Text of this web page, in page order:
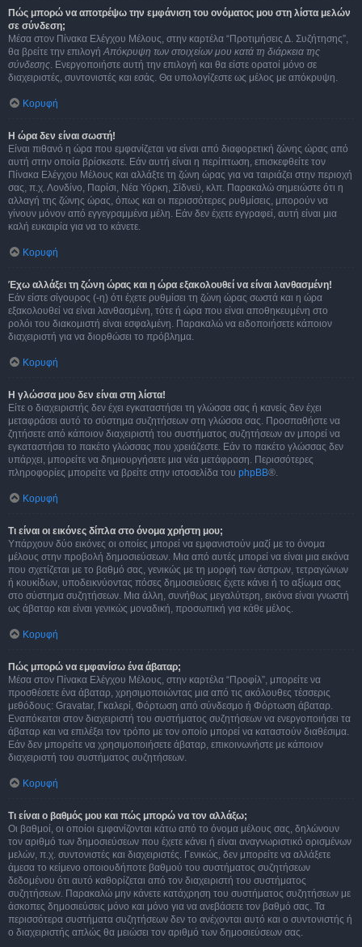
Πώς μπορώ να αποτρέψω την εμφάνιση του ονόματος μου στη λίστα μελών
σε σύνδεση;
Μέσα στον Πίνακα Ελέγχου Μέλους, στην καρτέλα “Προτιμήσεις Δ. Συζήτησης”,
θα βρείτε την επιλογήΑπόκρυψη των στοιχείων μου κατά τη διάρκεια της
σύνδεσης. Ενεργοποιήστε αυτή την επιλογή και θα είστε ορατοί μόνο σε
διαχειριστές, συντονιστές και εσάς. Θα υπολογίζεστε ως μέλος με απόκρυψη.
Κορυφή
Η ώρα δεν είναι σωστή!
Είναι πιθανό η ώρα που εμφανίζεται να είναι από διαφορετική ζώνης ώρας από
αυτή στην οποία βρίσκεστε. Εάν αυτή είναι η περίπτωση, επισκεφθείτε τον
Πίνακα Ελέγχου Μέλους και αλλάξτε τη ζώνη ώρας για να ταιριάζει στην περιοχή
σας, π.χ. Λονδίνο, Παρίσι, Νέα Υόρκη, Σίδνεϋ, κλπ. Παρακαλώ σημειώστε ότι η
αλλαγή της ζώνης ώρας, όπως και οι περισσότερες ρυθμίσεις, μπορούν να
γίνουν μόνον από εγγεγραμμένα μέλη. Εάν δεν έχετε εγγραφεί, αυτή είναι μια
καλή ευκαιρία για να το κάνετε.
Κορυφή
Έχω αλλάξει τη ζώνη ώρας και η ώρα εξακολουθεί να είναι λανθασμένη!
Εάν είστε σίγουρος (-η) ότι έχετε ρυθμίσει τη ζώνη ώρας σωστά και η ώρα
εξακολουθεί να είναι λανθασμένη, τότε ή ώρα που είναι αποθηκευμένη στο
ρολόι του διακομιστή είναι εσφαλμένη. Παρακαλώ να ειδοποιήσετε κάποιον
διαχειριστή για να διορθώσει το πρόβλημα.
Κορυφή
Η γλώσσα μου δεν είναι στη λίστα!
Είτε ο διαχειριστής δεν έχει εγκαταστήσει τη γλώσσα σας ή κανείς δεν έχει
μεταφράσει αυτό το σύστημα συζητήσεων στη γλώσσα σας. Προσπαθήστε να
ζητήσετε από κάποιον διαχειριστή του συστήματος συζητήσεων αν μπορεί να
εγκαταστήσει το πακέτο γλώσσας που χρειάζεστε. Εάν το πακέτο γλώσσας δεν
υπάρχει, μπορείτε να δημιουργήσετε μια νέα μετάφραση. Περισσότερες
πληροφορίες μπορείτε να βρείτε στην ιστοσελίδα του phpBB®.
Κορυφή
Τι είναι οι εικόνες δίπλα στο όνομα χρήστη μου;
Υπάρχουν δύο εικόνες οι οποίες μπορεί να εμφανιστούν μαζί με το όνομα
μέλους στην προβολή δημοσιεύσεων. Μια από αυτές μπορεί να είναι μια εικόνα
που σχετίζεται με το βαθμό σας, γενικώς με τη μορφή των άστρων, τετραγώνων
ή κουκίδων, υποδεικνύοντας πόσες δημοσιεύσεις έχετε κάνει ή το αξίωμα σας
στο σύστημα συζητήσεων. Μια άλλη, συνήθως μεγαλύτερη, εικόνα είναι γνωστή
ως άβαταρ και είναι γενικώς μοναδική, προσωπική για κάθε μέλος.
Κορυφή
Πώς μπορώ να εμφανίσω ένα άβαταρ;
Μέσα στον Πίνακα Ελέγχου Μέλους, στην καρτέλα “Προφίλ”, μπορείτε να
προσθέσετε ένα άβαταρ, χρησιμοποιώντας μια από τις ακόλουθες τέσσερις
μεθόδους: Gravatar, Γκαλερί, Φόρτωση από σύνδεσμο ή Φόρτωση άβαταρ.
Εναπόκειται στον διαχειριστή του συστήματος συζητήσεων να ενεργοποιήσει τα
άβαταρ και να επιλέξει τον τρόπο με τον οποίο μπορεί να καταστούν διαθέσιμα.
Εάν δεν μπορείτε να χρησιμοποιήσετε άβαταρ, επικοινωνήστε με κάποιον
διαχειριστή του συστήματος συζητήσεων.
Κορυφή
Τι είναι ο βαθμός μου και πώς μπορώ να τον αλλάξω;
Οι βαθμοί, οι οποίοι εμφανίζονται κάτω από το όνομα μέλους σας, δηλώνουν
τον αριθμό των δημοσιεύσεων που έχετε κάνει ή είναι αναγνωριστικό ορισμένων
μελών, π.χ. συντονιστές και διαχειριστές. Γενικώς, δεν μπορείτε να αλλάξετε
άμεσα το κείμενο οποιουδήποτε βαθμού του συστήματος συζητήσεων
δεδομένου ότι αυτό καθορίζεται από τον διαχειριστή του συστήματος
συζητήσεων. Παρακαλώ μην κάνετε κατάχρηση του συστήματος συζητήσεων με
άσκοπες δημοσιεύσεις μόνο και μόνο για να ανεβάσετε τον βαθμό σας. Τα
περισσότερα συστήματα συζητήσεων δεν το ανέχονται αυτό και ο συντονιστής ή
ο διαχειριστής απλώς θα μειώσει τον αριθμό των δημοσιεύσεων σας.